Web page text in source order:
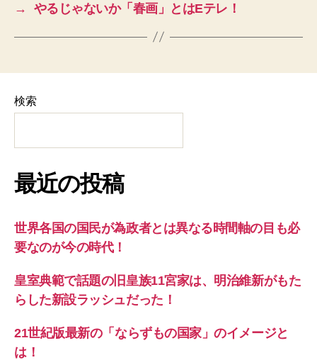
→
やるじゃないか「春画」とはEテレ！
検索
最近の投稿
世界各国の国民が為政者とは異なる時間軸の目も必
要なのが今の時代！
皇室典範で話題の旧皇族11宮家は、明治維新がもた
らした新設ラッシュだった！
21世紀版最新の「ならずもの国家」のイメージと
は！